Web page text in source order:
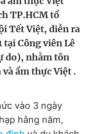
quảng cáo
TP.HCM tổ
Tết Việt, diễn ra
tại Công viên Lê
do), nhằm tôn
ẩm thực Việt .
vào 3 ngày
hằng năm,